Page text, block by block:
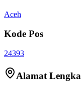
Aceh
Kode Pos
24393
Alamat